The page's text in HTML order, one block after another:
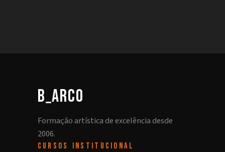
b_arco
Formação artística de excelência desde
2006.
CURSOS INSTITUCIONAL